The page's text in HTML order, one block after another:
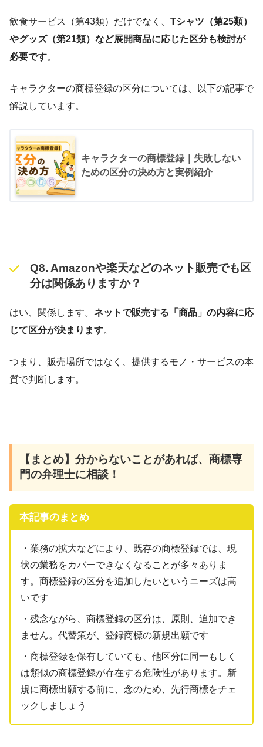
飲食サービス（第43類）だけでなく、 Tシャツ（第25類）
やグッズ（第21類）など展開商品に応じた区分も検討が
必要です。
キャラクターの商標登録の区分については、以下の記事で
解説しています。
キャラクターの商標登録｜失敗しない
ための区分の決め方と実例紹介
Q8. Amazonや楽天などのネット販売でも区
分は関係ありますか？
はい、関係します。 ネットで販売する「商品」の内容に応
じて区分が決まります。
つまり、販売場所ではなく、提供するモノ・サービスの本
質で判断します。
【まとめ】分からないことがあれば、商標専
門の弁理士に相談！
本記事のまとめ
・業務の拡大などにより、既存の商標登録では、現
状の業務をカバーできなくなることが多々ありま
す。商標登録の区分を追加したいというニーズは高
いです
・残念ながら、商標登録の区分は、原則、追加でき
ません。代替策が、登録商標の新規出願です
・商標登録を保有していても、他区分に同一もしく
は類似の商標登録が存在する危険性があります。新
規に商標出願する前に、念のため、先行商標をチェ
ックしましょう